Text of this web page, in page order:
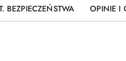
BEZPIECZEŃSTWA OPINIE I